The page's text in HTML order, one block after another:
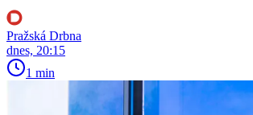
Pražská Drbna
dnes, 20:15
1 min